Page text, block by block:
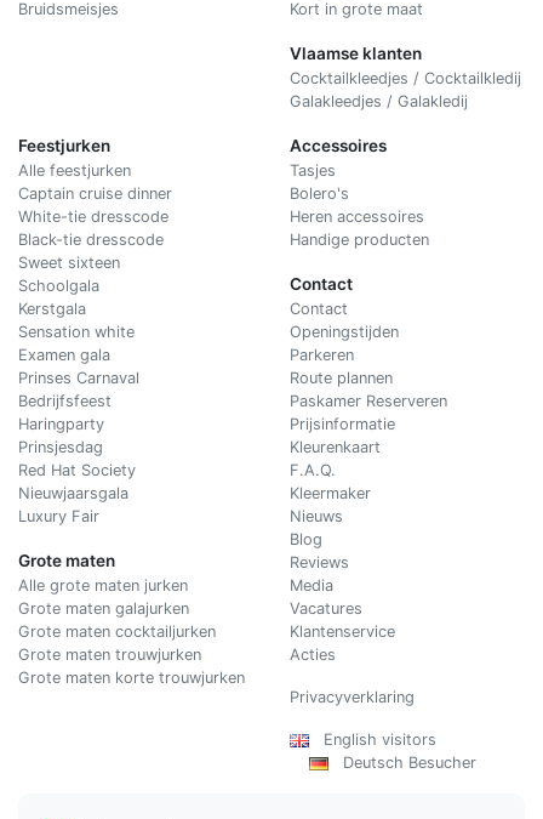
Bruidsmeisjes
Kort in grote maat
Vlaamse klanten
Cocktailkleedjes / Cocktailkledij
Galakleedjes / Galakledij
Feestjurken
Alle feestjurken
Captain cruise dinner
White-tie dresscode
Black-tie dresscode
Sweet sixteen
Schoolgala
Kerstgala
Sensation white
Examen gala
Prinses Carnaval
Bedrijfsfeest
Haringparty
Prinsjesdag
Red Hat Society
Nieuwjaarsgala
Luxury Fair
Grote maten
Alle grote maten jurken
Grote maten galajurken
Grote maten cocktailjurken
Grote maten trouwjurken
Grote maten korte trouwjurken
Accessoires
Tasjes
Bolero's
Heren accessoires
Handige producten
Contact
Contact
Openingstijden
Parkeren
Route plannen
Paskamer Reserveren
Prijsinformatie
Kleurenkaart
F.A.Q.
Kleermaker
Nieuws
Blog
Reviews
Media
Vacatures
Klantenservice
Acties
Privacyverklaring
English visitors
Deutsch Besucher